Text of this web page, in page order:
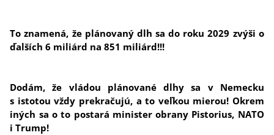
To znamená, že plánovaný dlh sa do roku 2029 zvýši o
ďalších 6 miliárd na 851 miliárd!!!
Dodám, že vládou plánované dlhy sa v Nemecku
s istotou vždy prekračujú, a to veľkou mierou! Okrem
iných sa o to postará minister obrany Pistorius, NATO
i Trump!